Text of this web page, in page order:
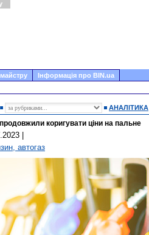
Інформація про BIN.ua
АНАЛІТИКА
коригувати ціни на пальне
автогаз